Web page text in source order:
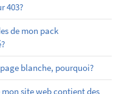
403?
de mon pack
blanche, pourquoi?
site web contient des